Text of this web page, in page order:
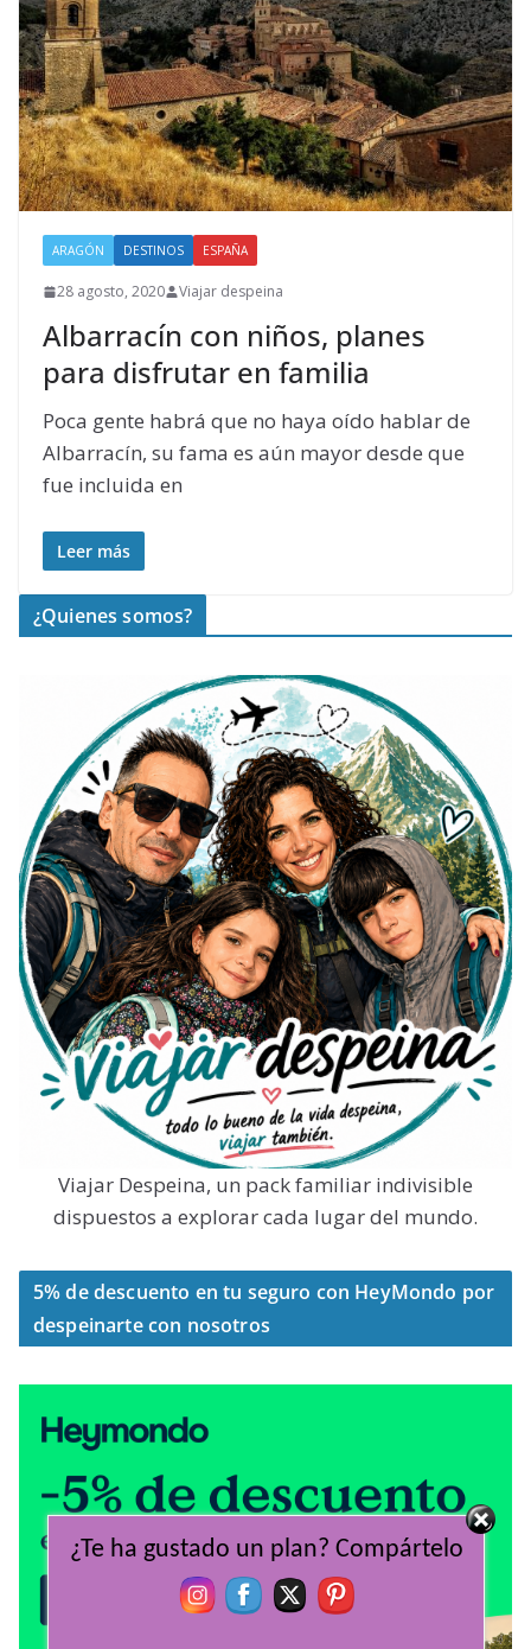
ARAGÓN DESTINOS ESPAÑA
28 agosto, 2020 Viajar despeina
Albarracín con niños, planes
para disfrutar en familia
Poca gente habrá que no haya oído hablar de
Albarracín, su fama es aún mayor desde que
fue incluida en
Leer más
¿Quienes somos?
Viajar Despeina, un pack familiar indivisible
dispuestos a explorar cada lugar del mundo.
5% de descuento en tu seguro con HeyMondo por
despeinarte con nosotros
¿Te ha gustado un plan? Compártelo